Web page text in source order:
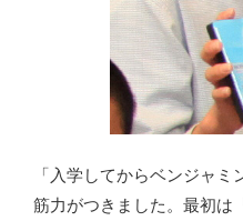
「入学してからベンジャ
筋力がつきました。最初は